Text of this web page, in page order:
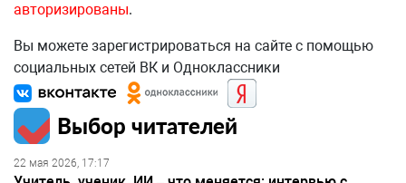
авторизированы.
Вы можете зарегистрироваться на сайте с помощью
социальных сетей ВК и Одноклассники
Выбор читателей
22 мая 2026, 17:17